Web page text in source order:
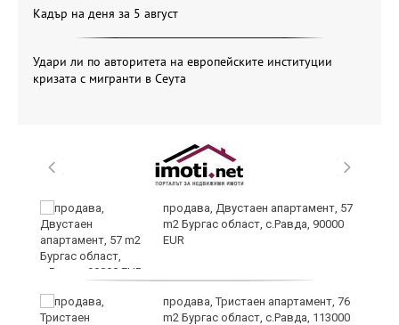
Кадър на деня за 5 август
Удари ли по авторитета на европейските институции
кризата с мигранти в Сеута
продава, Двустаен апартамент, 57
m2 Бургас област, с.Равда, 90000
EUR
продава, Тристаен апартамент, 76
m2 Бургас област, с.Равда, 113000